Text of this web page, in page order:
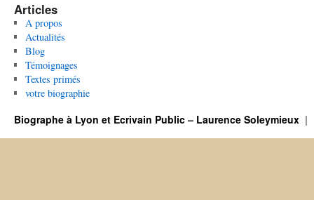
Articles
A propos
Actualités
Blog
Témoignages
Textes primés
votre biographie
Biographe à Lyon et Ecrivain Public – Laurence Soleymieux